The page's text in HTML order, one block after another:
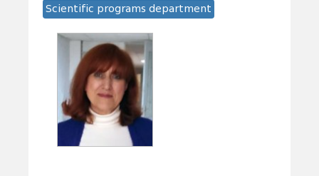
Scientific programs department